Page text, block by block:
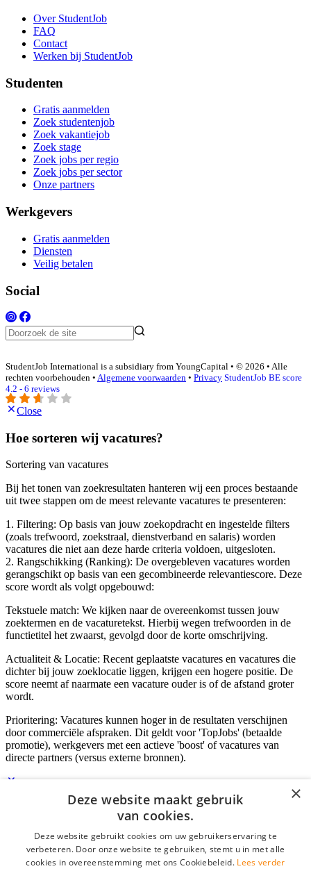
Over StudentJob
FAQ
Contact
Werken bij StudentJob
Studenten
Gratis aanmelden
Zoek studentenjob
Zoek vakantiejob
Zoek stage
Zoek jobs per regio
Zoek jobs per sector
Onze partners
Werkgevers
Gratis aanmelden
Diensten
Veilig betalen
Social
StudentJob International is a subsidiary from YoungCapital • © 2026 • Alle
rechten voorbehouden • Algemene voorwaarden • Privacy StudentJob BE score
4.2 - 6 reviews
Close
Hoe sorteren wij vacatures?
Sortering van vacatures
Bij het tonen van zoekresultaten hanteren wij een proces bestaande
uit twee stappen om de meest relevante vacatures te presenteren:
1. Filtering: Op basis van jouw zoekopdracht en ingestelde filters
(zoals trefwoord, zoekstraal, dienstverband en salaris) worden
vacatures die niet aan deze harde criteria voldoen, uitgesloten.
2. Rangschikking (Ranking): De overgebleven vacatures worden
gerangschikt op basis van een gecombineerde relevantiescore. Deze
score wordt als volgt opgebouwd:
Tekstuele match: We kijken naar de overeenkomst tussen jouw
zoektermen en de vacaturetekst. Hierbij wegen trefwoorden in de
functietitel het zwaarst, gevolgd door de korte omschrijving.
Actualiteit & Locatie: Recent geplaatste vacatures en vacatures die
dichter bij jouw zoeklocatie liggen, krijgen een hogere positie. De
score neemt af naarmate een vacature ouder is of de afstand groter
wordt.
Prioritering: Vacatures kunnen hoger in de resultaten verschijnen
door commerciële afspraken. Dit geldt voor 'TopJobs' (betaalde
promotie), werkgevers met een actieve 'boost' of vacatures van
directe partners (versus externe bronnen).
E-mail*
Wachtwoord
×
Deze website maakt gebruik
van cookies.
Deze website gebruikt cookies om uw gebruikerservaring te
verbeteren. Door onze website te gebruiken, stemt u in met alle
cookies in overeenstemming met ons Cookiebeleid. Lees verder